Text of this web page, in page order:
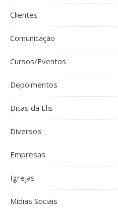
Clientes
Comunicação
Cursos/Eventos
Depoimentos
Dicas da Elis
Diversos
Empresas
Igrejas
Mídias Sociais